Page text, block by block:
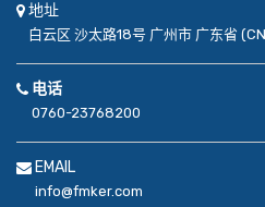
地址
白云区 沙太路18号 广州市 广东省
电话
0760-23768200
EMAIL
info@fmker.com